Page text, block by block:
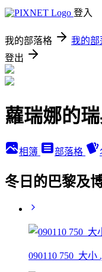
登入
我的部落格 我的部
登出
蘿瑞娜的
相簿 部落格
冬日的巴黎及
090110 750_大小